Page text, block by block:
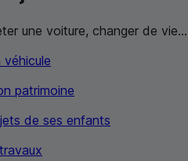
une voiture, changer de vie...
véhicule
patrimoine
de ses enfants